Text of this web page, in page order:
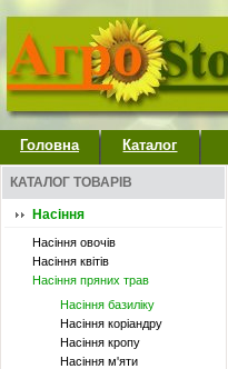
Головна Каталог
КАТАЛОГ ТОВАРІВ
Насіння
Насіння овочів
Насіння квітів
Насіння пряних трав
Насіння базиліку
Насіння коріандру
Насіння кропу
Насіння м'яти